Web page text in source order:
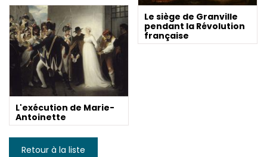
Le siège de Granville
pendant la Révolution
française
L'exécution de Marie-
Antoinette
Retour à la liste